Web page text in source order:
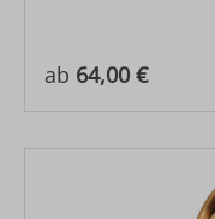
Regulärer Preis:
ab 64,00 €